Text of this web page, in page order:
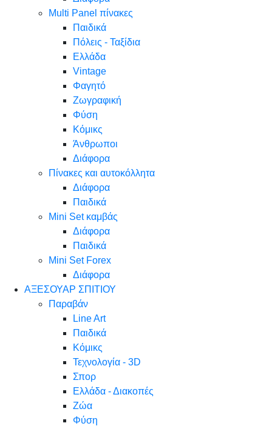
Multi Panel πίνακες
Παιδικά
Πόλεις - Ταξίδια
Ελλάδα
Vintage
Φαγητό
Ζωγραφική
Φύση
Κόμικς
Άνθρωποι
Διάφορα
Πίνακες και αυτοκόλλητα
Διάφορα
Παιδικά
Mini Set καμβάς
Διάφορα
Παιδικά
Mini Set Forex
Διάφορα
ΑΞΕΣΟΥΑΡ ΣΠΙΤΙΟΥ
Παραβάν
Line Art
Παιδικά
Κόμικς
Τεχνολογία - 3D
Σπορ
Ελλάδα - Διακοπές
Ζώα
Φύση